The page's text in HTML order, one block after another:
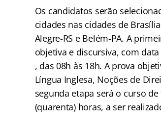
Os candidatos serão
cidades nas cidades de
Alegre-RS e Belém-PA. A
objetiva e discursiva, com
, das 08h às 18h. A prova
Língua Inglesa, Noções de
segunda etapa será o curso
(quarenta) horas, a ser